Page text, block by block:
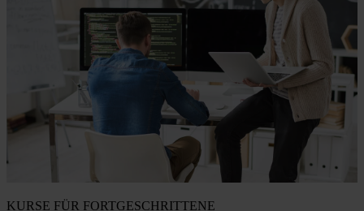
KURSE FÜR FORTGESCHRITTENE